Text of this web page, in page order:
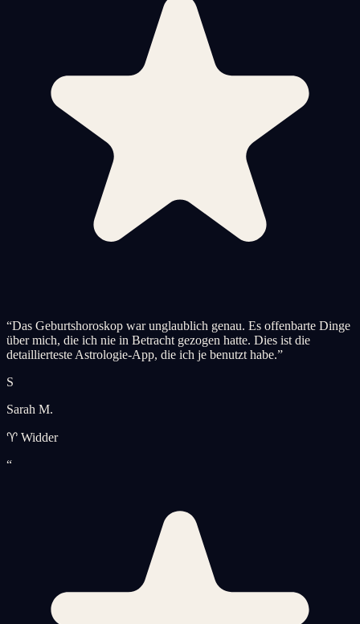
“Das Geburtshoroskop war unglaublich genau. Es offenbarte Dinge
über mich, die ich nie in Betracht gezogen hatte. Dies ist die
detaillierteste Astrologie-App, die ich je benutzt habe.”
S
Sarah M.
♈ Widder
“